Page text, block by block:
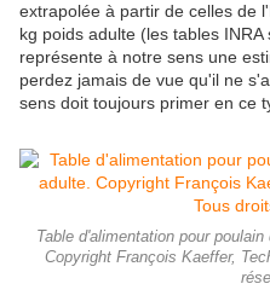
extrapolée à partir de celles de
kg poids adulte (les tables
représente à notre sens une
perdez jamais de vue qu'il ne
sens doit toujours primer en ce
Table d'alimentation pour
Copyright François Kaeffer,